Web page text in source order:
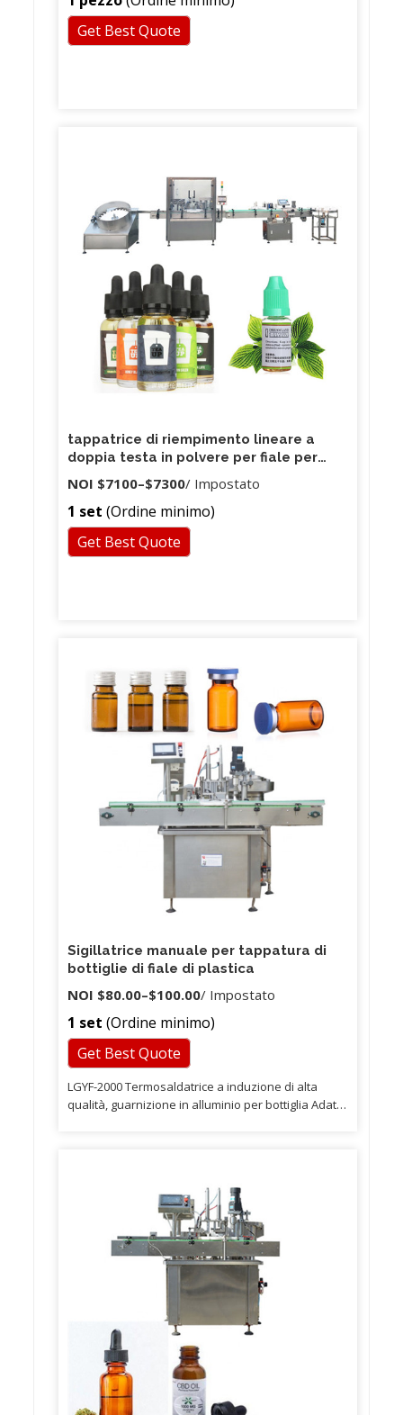
Get Best Quote
tappatrice di riempimento lineare a
doppia testa in polvere per fiale per
bottiglie automatiche nuove di alta
qualità
NOI $7100–$7300/ Impostato
1 set (Ordine minimo)
Get Best Quote
Sigillatrice manuale per tappatura di
bottiglie di fiale di plastica
NOI $80.00–$100.00/ Impostato
1 set (Ordine minimo)
Get Best Quote
LGYF-2000 Termosaldatrice a induzione di alta
qualità, guarnizione in alluminio per bottiglia Adatto
un calore istantaneo elevato, che può fondere e
sigillare un foglio di alluminio su un cocchiume. Con
un'elevata efficienza di sigillatura, facilità d'uso e
la velocità di sigillatura può essere regolata a
piacimento, con elevata precisione.